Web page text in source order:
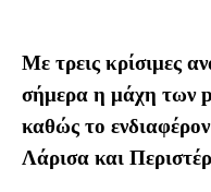
Με τρεις κρίσιμες
σήμερα η μάχη των
καθώς το
Λάρισα και